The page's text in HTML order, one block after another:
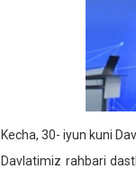
Kecha, 30- iyun kuni
Davlatimiz rahbari